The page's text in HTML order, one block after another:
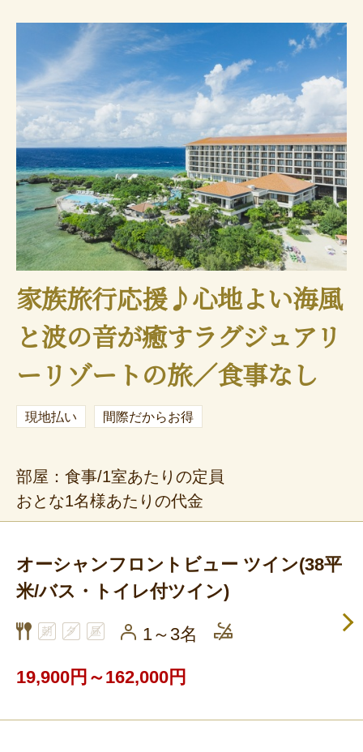
家族旅行応援♪心地よい海風
と波の音が癒すラグジュアリ
ーリゾートの旅／食事なし
現地払い 間際だからお得
部屋：食事/1室あたりの定員
おとな1名様あたりの代金
オーシャンフロントビュー ツイン(38平
米/バス・トイレ付ツイン)
1～3名
19,900円～162,000円